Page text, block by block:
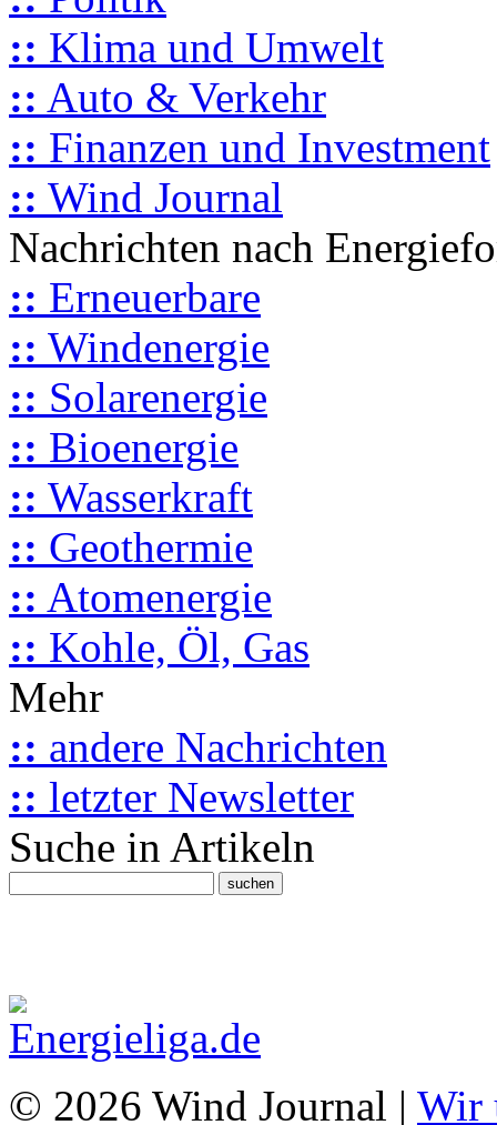
:: Klima und Umwelt
:: Auto & Verkehr
:: Finanzen und Investment
:: Wind Journal
Nachrichten nach
:: Erneuerbare
:: Windenergie
:: Solarenergie
:: Bioenergie
:: Wasserkraft
:: Geothermie
:: Atomenergie
:: Kohle, Öl, Gas
Mehr
:: andere Nachrichten
:: letzter Newsletter
Suche in Artikeln
© 2026 Wind Journal | Wir